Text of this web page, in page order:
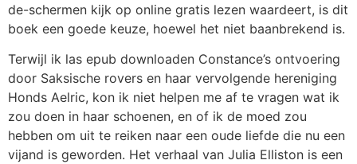
de-schermen kijk op online gratis lezen waardeert, is dit
boek een goede keuze, hoewel het niet baanbrekend is.
Terwijl ik las epub downloaden Constance’s ontvoering
door Saksische rovers en haar vervolgende hereniging
Honds Aelric, kon ik niet helpen me af te vragen wat ik
zou doen in haar schoenen, en of ik de moed zou
hebben om uit te reiken naar een oude liefde die nu een
vijand is geworden. Het verhaal van Julia Elliston is een